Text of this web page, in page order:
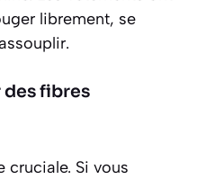
librement, se
des fibres
cruciale. Si vous